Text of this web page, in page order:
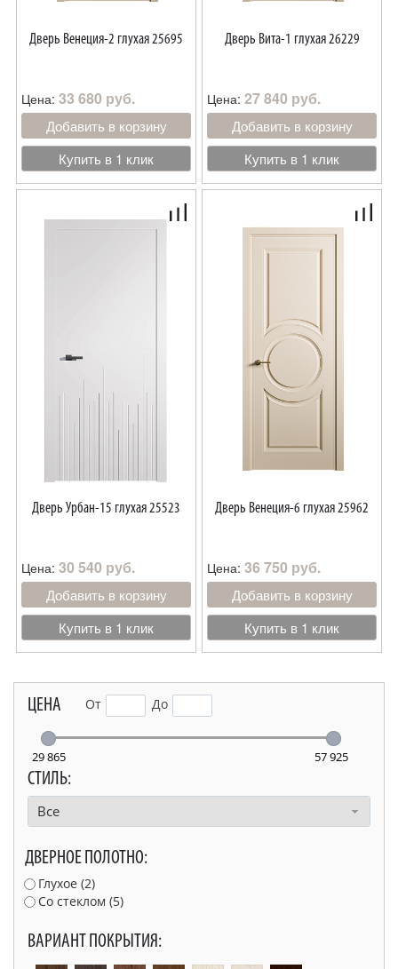
Дверь Венеция-2 глухая 25695
Цена: 33 680 руб.
Добавить в корзину
Купить в 1 клик
Дверь Вита-1 глухая 26229
Цена: 27 840 руб.
Добавить в корзину
Купить в 1 клик
Дверь Урбан-15 глухая 25523
Цена: 30 540 руб.
Добавить в корзину
Купить в 1 клик
Дверь Венеция-6 глухая 25962
Цена: 36 750 руб.
Добавить в корзину
Купить в 1 клик
ЦЕНА От До
29 865 57 925
СТИЛЬ:
Все
ДВЕРНОЕ ПОЛОТНО:
Глухое (2)
Со стеклом (5)
ВАРИАНТ ПОКРЫТИЯ: